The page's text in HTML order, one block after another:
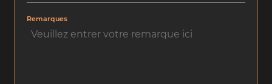
Remarques